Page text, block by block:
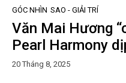
GÓC NHÌN SAO - GIẢI TRÍ
Văn Mai Hương
Pearl Harmony
20 Tháng 8, 2025